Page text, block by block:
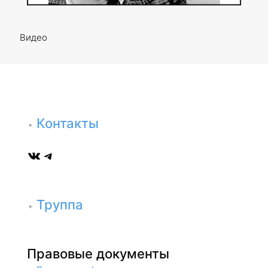
Видео
Контакты
ВКонтакте
Telegram
Труппа
Правовые документы